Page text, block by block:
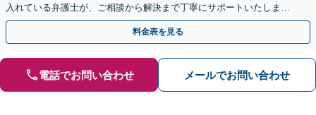
入れている弁護士が、ご相談から解決まで丁寧にサポートいたしま
す。まずはじっくりとお話ししてください。
料金表を見る
電話でお問い合わせ メールでお問い合わせ